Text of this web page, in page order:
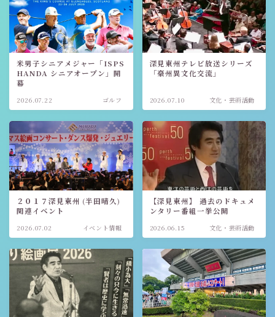
米男子シニアメジャー「ISPS
HANDA シニアオープン」開
幕
2026.07.22 ゴルフ
深見東州テレビ放送シリーズ
「豪州異文化交流」
2026.07.10 文化・芸術活動
２０１７深見東州 (半田晴久)
関連イベント
2026.07.02 イベント情報
【深見東州】 過去のドキュメ
ンタリー番組一挙公開
2026.06.15 文化・芸術活動